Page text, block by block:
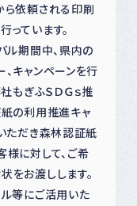
ら依頼される印刷
ています。
ル期間中、県内の
キャンペーンを行
もぎふＳＤＧｓ推
の利用推進キャ
ただき森林認証紙
に対して、ご希
お渡しします。
等にご活用いた